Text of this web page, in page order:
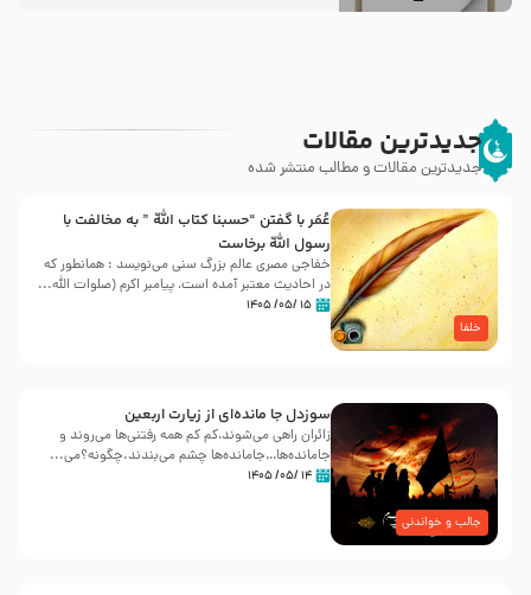
جدیدترین مقالات
جدیدترین مقالات و مطالب منتشر شده
خلفا
عُمَر با گفتن “حسبنا كتاب اللّه ” به مخالفت با
رسول اللّه برخاست
خفاجی مصری عالم بزرگ سنی می‌نویسد : همانطور که
در احادیث معتبر آمده است، پیامبر اکرم (صلوات اللّه...
۱۵ /۰۵/ ۱۴۰۵
جالب و خواندنی
سوزدل جا مانده‌ای از زیارت اربعین
زائران راهی می‌شوند،کم‌ کم همه رفتنی‌ها می‌روند و
جامانده‌ها…جامانده‌ها چشم می‌بندند.چگونه؟می‌...
۱۴ /۰۵/ ۱۴۰۵